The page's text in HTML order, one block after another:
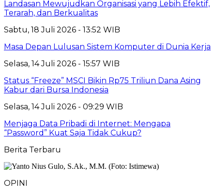
Landasan Mewujudkan Organisasi yang Lebih Efektif,
Terarah, dan Berkualitas
Sabtu, 18 Juli 2026 - 13:52 WIB
Masa Depan Lulusan Sistem Komputer di Dunia Kerja
Selasa, 14 Juli 2026 - 15:57 WIB
Status “Freeze” MSCI Bikin Rp75 Triliun Dana Asing
Kabur dari Bursa Indonesia
Selasa, 14 Juli 2026 - 09:29 WIB
Menjaga Data Pribadi di Internet: Mengapa
“Password” Kuat Saja Tidak Cukup?
Berita Terbaru
OPINI